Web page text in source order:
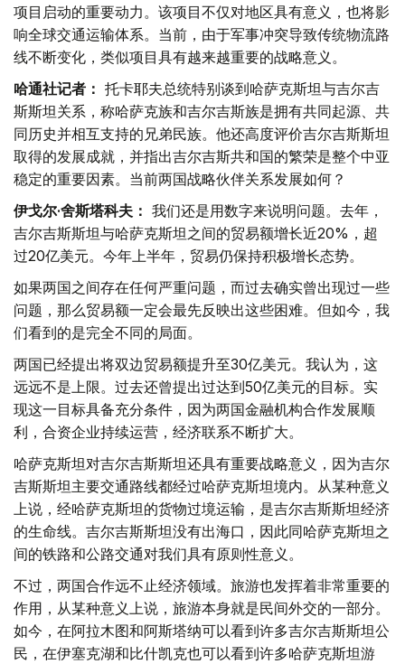
项目启动的重要动力。该项目不仅对地区具有意义，也将影
响全球交通运输体系。当前，由于军事冲突导致传统物流路
线不断变化，类似项目具有越来越重要的战略意义。
哈通社记者： 托卡耶夫总统特别谈到哈萨克斯坦与吉尔吉
斯斯坦关系，称哈萨克族和吉尔吉斯族是拥有共同起源、共
同历史并相互支持的兄弟民族。他还高度评价吉尔吉斯斯坦
取得的发展成就，并指出吉尔吉斯共和国的繁荣是整个中亚
稳定的重要因素。当前两国战略伙伴关系发展如何？
伊戈尔·舍斯塔科夫： 我们还是用数字来说明问题。去年，
吉尔吉斯斯坦与哈萨克斯坦之间的贸易额增长近20%，超
过20亿美元。今年上半年，贸易仍保持积极增长态势。
如果两国之间存在任何严重问题，而过去确实曾出现过一些
问题，那么贸易额一定会最先反映出这些困难。但如今，我
们看到的是完全不同的局面。
两国已经提出将双边贸易额提升至30亿美元。我认为，这
远远不是上限。过去还曾提出过达到50亿美元的目标。实
现这一目标具备充分条件，因为两国金融机构合作发展顺
利，合资企业持续运营，经济联系不断扩大。
哈萨克斯坦对吉尔吉斯斯坦还具有重要战略意义，因为吉尔
吉斯斯坦主要交通路线都经过哈萨克斯坦境内。从某种意义
上说，经哈萨克斯坦的货物过境运输，是吉尔吉斯斯坦经济
的生命线。吉尔吉斯斯坦没有出海口，因此同哈萨克斯坦之
间的铁路和公路交通对我们具有原则性意义。
不过，两国合作远不止经济领域。旅游也发挥着非常重要的
作用，从某种意义上说，旅游本身就是民间外交的一部分。
如今，在阿拉木图和阿斯塔纳可以看到许多吉尔吉斯斯坦公
民，在伊塞克湖和比什凯克也可以看到许多哈萨克斯坦游